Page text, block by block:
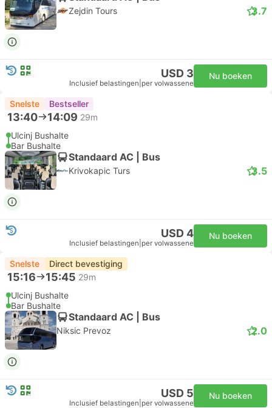
Zejdin Tours 3.7
USD 3
Inclusief belastingen per volwassene
Nu boeken
Snelste Bestseller
13:40 14:09 29m
Ulcinj Bushalte
Bar Bushalte
Standaard AC | Bus
Krivokapic Turs 3.5
USD 4
Inclusief belastingen per volwassene
Nu boeken
Snelste Direct bevestiging
15:16 15:45 29m
Ulcinj Bushalte
Bar Bushalte
Standaard AC | Bus
Niksic Prevoz 2.0
USD 5
Inclusief belastingen per volwassene
Nu boeken